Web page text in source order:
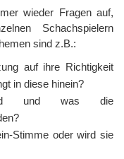
wieder Fragen auf,
Schachspielern
sind z.B.:
auf ihre Richtigkeit
in diese hinein?
und was die
Stimme oder wird sie